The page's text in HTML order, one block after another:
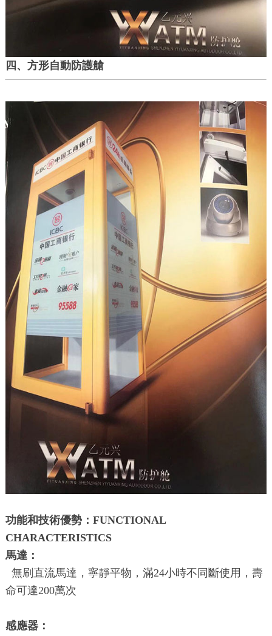
四、方形自動防護艙
功能和技術優勢：FUNCTIONAL
CHARACTERISTICS
馬達：
無刷直流馬達，寧靜平物，滿24小時不同斷使用，壽
命可達200萬次
感應器：